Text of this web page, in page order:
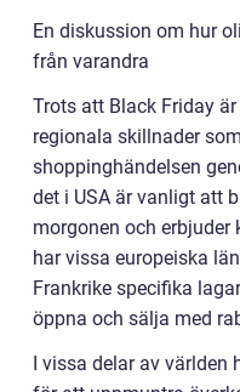
En diskussion om hur
från varandra
Trots att Black Friday
regionala skillnader
shoppinghändelsen
det i USA är vanligt att
morgonen och erbjuder
har vissa europeiska
Frankrike specifika
öppna och sälja med
I vissa delar av